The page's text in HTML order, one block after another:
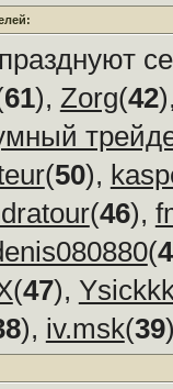
61), Zorg(42
(50),
(46),
(
(47),
), iv.msk(39